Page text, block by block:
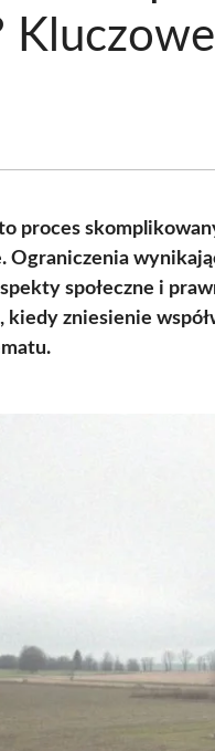
proces
Ograniczenia
społeczne i
zniesienie